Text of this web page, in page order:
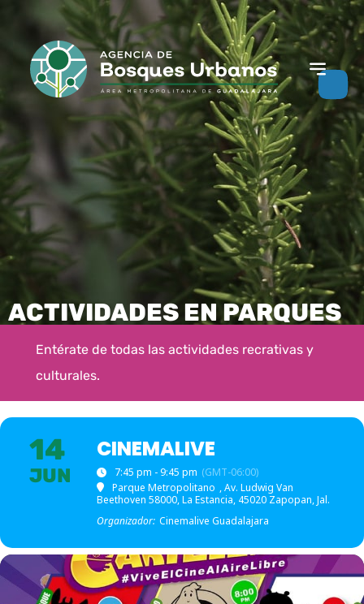
ACTIVIDADES EN PARQUES
Entérate de todas las actividades recrativas y
culturales.
14
JUN
CINEMALIVE
7:45 pm - 9:45 pm (GMT-06:00)
Parque Metropolitano , Av. Ludwig Van
Beethoven 58000, La Estancia, 45020 Zapopan, Jal.
Organizador: Cinemalive Guadalajara